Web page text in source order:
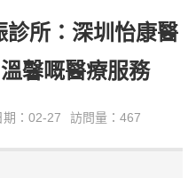
診所：深圳怡康醫
馨嘅醫療服務
期：02-27 訪問量：467